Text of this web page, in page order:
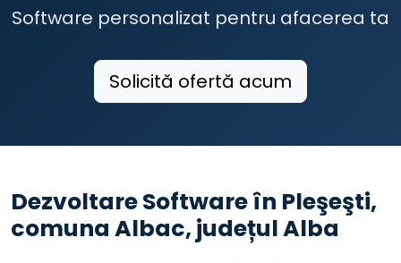
Software personalizat pentru afacerea ta
Solicită ofertă acum
Dezvoltare Software în Pleşeşti,
comuna Albac, județul Alba